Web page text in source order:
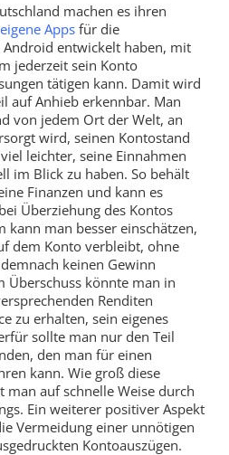
machen es ihren
eigene Apps für die
Android entwickelt haben, mit
jederzeit sein Konto
tätigen kann. Damit wird
auf Anhieb erkennbar. Man
von jedem Ort der Welt, an
wird, seinen Kontostand
leichter, seine Einnahmen
im Blick zu haben. So behält
Finanzen und kann es
Überziehung des Kontos
kann man besser einschätzen,
dem Konto verbleibt, ohne
keinen Gewinn
Überschuss könnte man in
Renditen
zu erhalten, sein eigenes
sollte man nur den Teil
den man für einen
kann. Wie groß diese
man auf schnelle Weise durch
Ein weiterer positiver Aspekt
Vermeidung einer unnötigen
Kontoauszügen.